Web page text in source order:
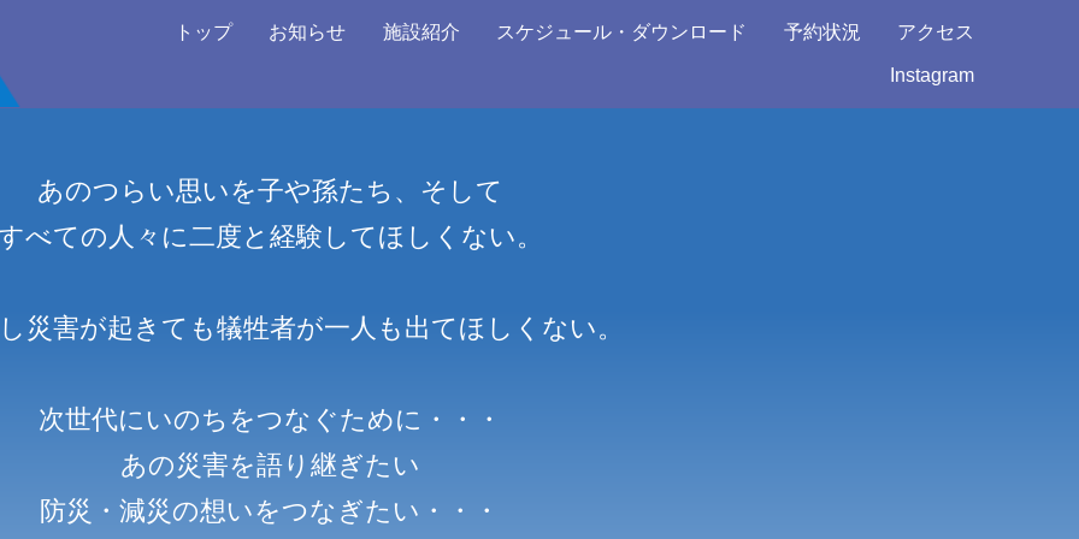
トップ お知らせ 施設紹介 スケジュール・ダウンロード 予約状況 アクセス
Instagram
あのつらい思いを子や孫たち、そして
べての人々に二度と経験してほしくない。
災害が起きても犠牲者が一人も出てほしくない。
次世代にいのちをつなぐために・・・
あの災害を語り継ぎたい
防災・減災の想いをつなぎたい・・・